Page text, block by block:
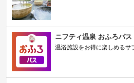
ニフティ温泉 おふろパス
温浴施設をお得に楽しめるサ